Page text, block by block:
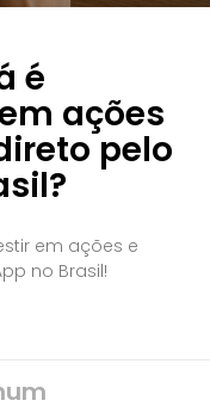
é
ações
pelo
em ações e
no Brasil!